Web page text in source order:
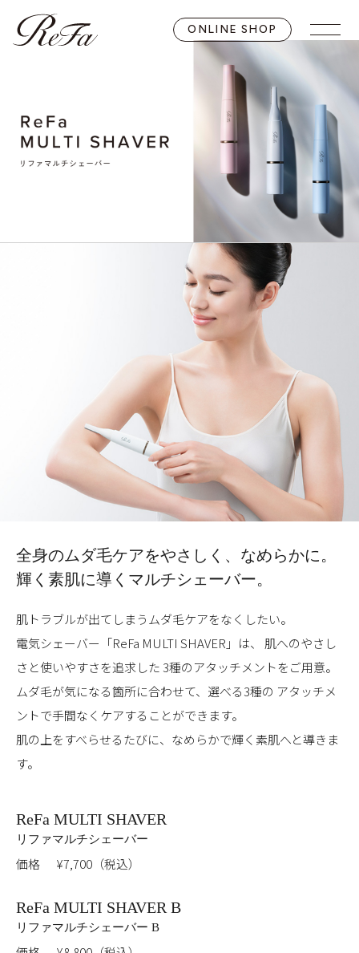
ONLINE SHOP
全身のムダ毛ケアをやさしく、なめらかに。
輝く素肌に導くマルチシェーバー。
肌トラブルが出てしまうムダ毛ケアをなくしたい。
電気シェーバー「ReFa MULTI SHAVER」は、
肌へのやさし
さと使いやすさを追求した3種のアタッチメントをご用意。
ムダ毛が気になる箇所に合わせて、選べる3種の アタッチメ
ントで手間なくケアすることができます。
肌の上をすべらせるたびに、なめらかで輝く素肌へと導きま
す。
ReFa MULTI SHAVER
リファマルチシェーバー
価格 ¥7,700（税込）
ReFa MULTI SHAVER B
リファマルチシェーバー B